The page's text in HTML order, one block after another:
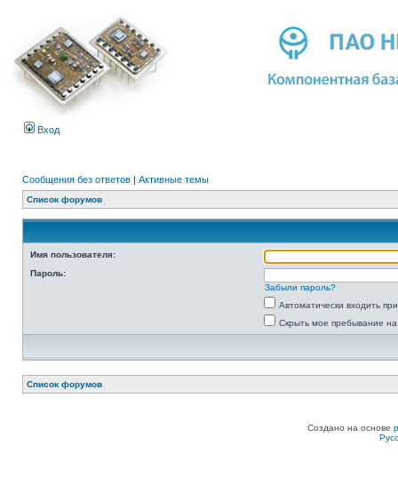
Вход
Сообщения без ответов | Активные темы
Список форумов
Имя пользователя:
Пароль:
Забыли пароль?
Автоматически входить
Скрыть мое пребывание
Список форумов
Создано на основе